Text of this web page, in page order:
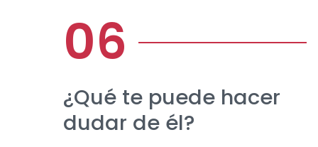
¿Qué te puede hacer
dudar de él?